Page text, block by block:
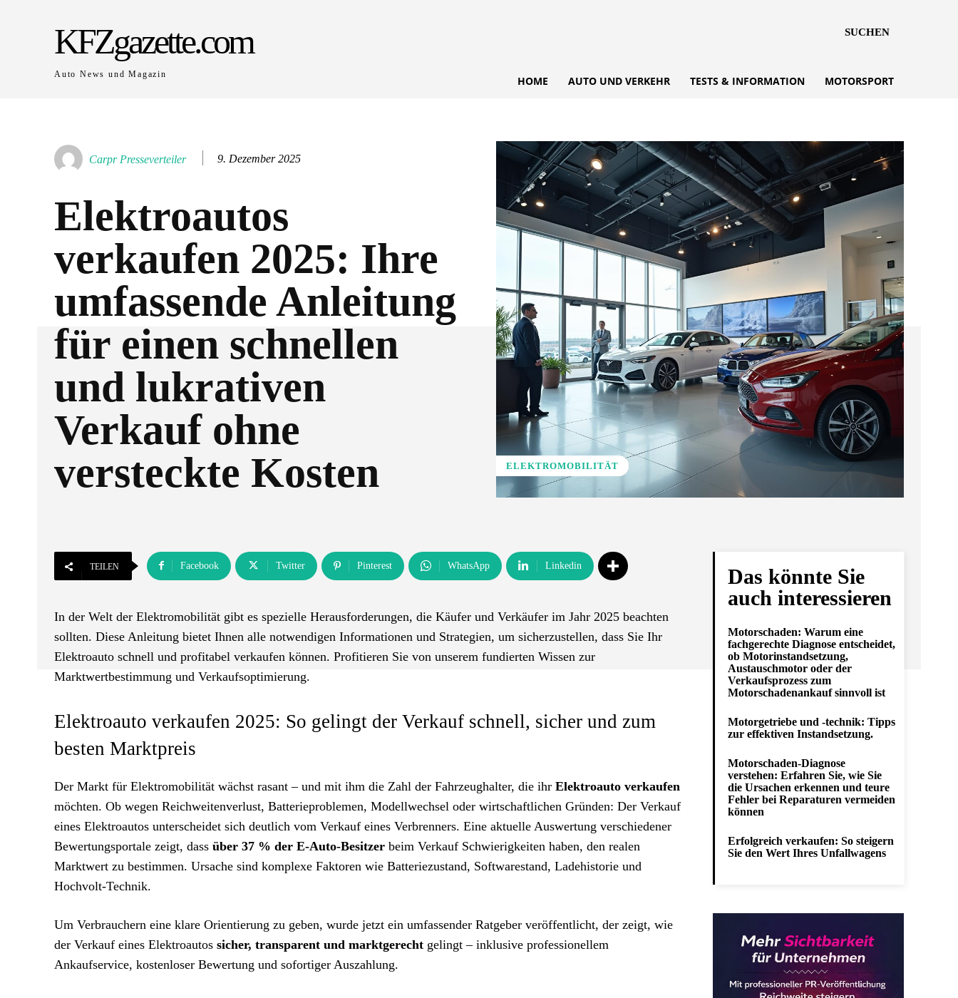
KFZgazette.com
Auto News und Magazin
SUCHEN
HOME AUTO UND VERKEHR TESTS & INFORMATION MOTORSPORT
Carpr Presseverteiler 9. Dezember 2025
Elektroautos
verkaufen 2025: Ihre
umfassende Anleitung
für einen schnellen
und lukrativen
Verkauf ohne
versteckte Kosten
ELEKTROMOBILITÄT
TEILEN Facebook Twitter Pinterest WhatsApp Linkedin
In der Welt der Elektromobilität gibt es spezielle Herausforderungen, die Käufer und Verkäufer im Jahr 2025 beachten
sollten. Diese Anleitung bietet Ihnen alle notwendigen Informationen und Strategien, um sicherzustellen, dass Sie Ihr
Elektroauto schnell und profitabel verkaufen können. Profitieren Sie von unserem fundierten Wissen zur
Marktwertbestimmung und Verkaufsoptimierung.
Elektroauto verkaufen 2025: So gelingt der Verkauf schnell, sicher und zum
besten Marktpreis
Der Markt für Elektromobilität wächst rasant – und mit ihm die Zahl der Fahrzeughalter, die ihr Elektroauto verkaufen
möchten. Ob wegen Reichweitenverlust, Batterieproblemen, Modellwechsel oder wirtschaftlichen Gründen: Der Verkauf
eines Elektroautos unterscheidet sich deutlich vom Verkauf eines Verbrenners. Eine aktuelle Auswertung verschiedener
Bewertungsportale zeigt, dass über 37 % der E-Auto-Besitzer beim Verkauf Schwierigkeiten haben, den realen
Marktwert zu bestimmen. Ursache sind komplexe Faktoren wie Batteriezustand, Softwarestand, Ladehistorie und
Hochvolt-Technik.
Um Verbrauchern eine klare Orientierung zu geben, wurde jetzt ein umfassender Ratgeber veröffentlicht, der zeigt, wie
der Verkauf eines Elektroautos sicher, transparent und marktgerecht gelingt – inklusive professionellem
Ankaufservice, kostenloser Bewertung und sofortiger Auszahlung.
Das könnte Sie
auch interessieren
Motorschaden: Warum eine
fachgerechte Diagnose entscheidet,
ob Motorinstandsetzung,
Austauschmotor oder der
Verkaufsprozess zum
Motorschadenankauf sinnvoll ist
Motorgetriebe und -technik: Tipps
zur effektiven Instandsetzung.
Motorschaden-Diagnose
verstehen: Erfahren Sie, wie Sie
die Ursachen erkennen und teure
Fehler bei Reparaturen vermeiden
können
Erfolgreich verkaufen: So steigern
Sie den Wert Ihres Unfallwagens